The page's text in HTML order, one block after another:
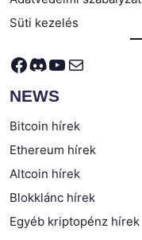
Süti kezelés
Facebook
Discord
YouTube
Mail
NEWS
Bitcoin hírek
Ethereum hírek
Altcoin hírek
Blokklánc hírek
Egyéb kriptopénz hírek